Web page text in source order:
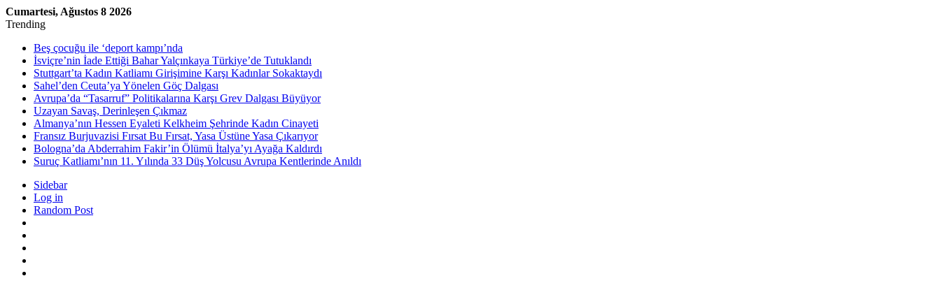
Cumartesi, Ağustos 8 2026
Trending
Beş çocuğu ile ‘deport kampı’nda
İsviçre’nin İade Ettiği Bahar Yalçınkaya Türkiye’de Tutuklandı
Stuttgart’ta Kadın Katliamı Girişimine Karşı Kadınlar Sokaktaydı
Sahel’den Ceuta’ya Yönelen Göç Dalgası
Avrupa’da “Tasarruf” Politikalarına Karşı Grev Dalgası Büyüyor
Uzayan Savaş, Derinleşen Çıkmaz
Almanya’nın Hessen Eyaleti Kelkheim Şehrinde Kadın Cinayeti
Fransız Burjuvazisi Fırsat Bu Fırsat, Yasa Üstüne Yasa Çıkarıyor
Bologna’da Abderrahim Fakir’in Ölümü İtalya’yı Ayağa Kaldırdı
Suruç Katliamı’nın 11. Yılında 33 Düş Yolcusu Avrupa Kentlerinde Anıldı
Sidebar
Log in
Random Post